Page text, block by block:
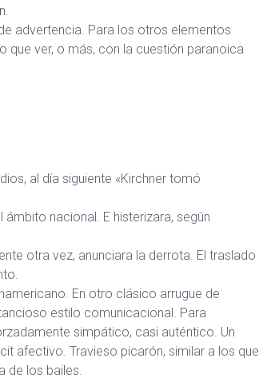
advertencia. Para los otros elementos
que ver, o más, con la cuestión paranoica
al día siguiente «Kirchner tomó
nacional. E histerizara, según
otra vez, anunciara la derrota. El traslado
En otro clásico arrugue de
estilo comunicacional. Para
simpático, casi auténtico. Un
afectivo. Travieso picarón, similar a los que
de los bailes.